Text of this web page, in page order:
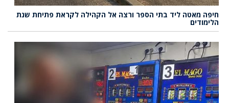
חיפה מאטה ליד בתי הספר ורצה אל הקהילה לקראת פתיחת שנת
הלימודים